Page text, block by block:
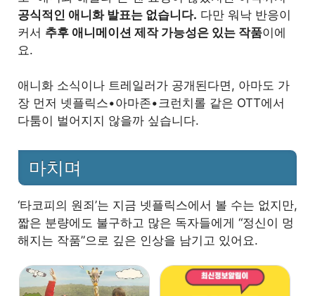
공식적인 애니화 발표는 없습니다. 다만 워낙 반응이
커서 추후 애니메이션 제작 가능성은 있는 작품이에
요.
애니화 소식이나 트레일러가 공개된다면, 아마도 가
장 먼저 넷플릭스•아마존•크런치롤 같은 OTT에서
다툼이 벌어지지 않을까 싶습니다.
마치며
‘타코피의 원죄’는 지금 넷플릭스에서 볼 수는 없지만,
짧은 분량에도 불구하고 많은 독자들에게 “정신이 멍
해지는 작품”으로 깊은 인상을 남기고 있어요.